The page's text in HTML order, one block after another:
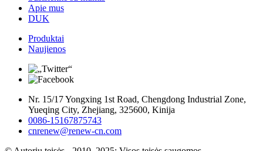
Apie mus
DUK
Produktai
Naujienos
Nr. 15/17 Yongxing 1st Road, Chengdong Industrial Zone,
Yueqing City, Zhejiang, 325600, Kinija
0086-15167875743
cnrenew@renew-cn.com